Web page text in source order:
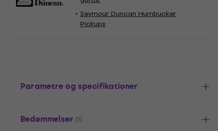
Seymour Duncan Humbucker
Pickups
Parametre og specifikationer
Bedømmelser (1)